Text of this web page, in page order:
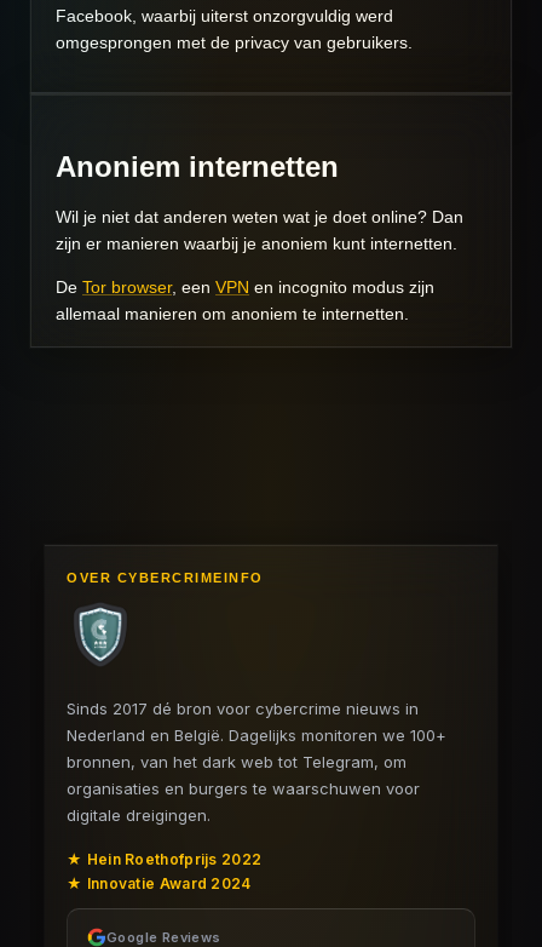
Facebook, waarbij uiterst onzorgvuldig werd
omgesprongen met de privacy van gebruikers.
Anoniem internetten
Wil je niet dat anderen weten wat je doet online? Dan
zijn er manieren waarbij je anoniem kunt internetten.
De Tor browser, een VPN en incognito modus zijn
allemaal manieren om anoniem te internetten.
OVER CYBERCRIMEINFO
Sinds 2017 dé bron voor cybercrime nieuws in
Nederland en België. Dagelijks monitoren we 100+
bronnen, van het dark web tot Telegram, om
organisaties en burgers te waarschuwen voor
digitale dreigingen.
★ Hein Roethofprijs 2022
★ Innovatie Award 2024
Google Reviews